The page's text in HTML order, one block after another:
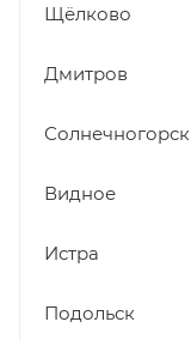
Щёлково
Дмитров
Солнечногорск
Видное
Истра
Подольск